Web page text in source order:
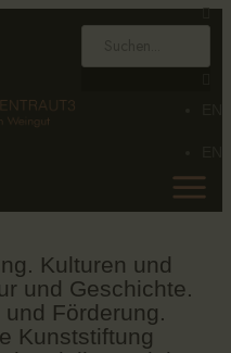
Kulturen und
und Geschichte.
Förderung.
Kunststiftung